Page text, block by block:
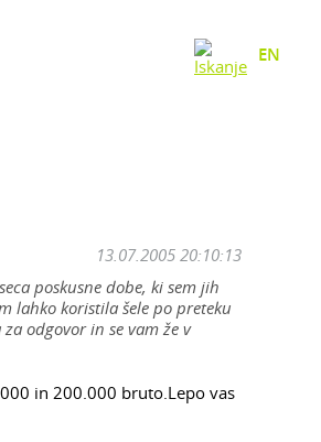
EN
13.07.2005 20:10:13
poskusne dobe, ki sem jih
lahko koristila šele po preteku
odgovor in se vam že v
in 200.000 bruto.Lepo vas